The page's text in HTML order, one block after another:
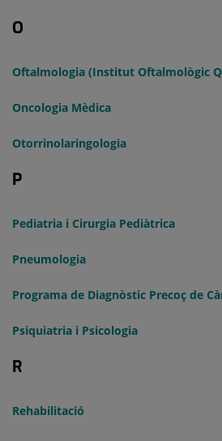
O
Oftalmologia (Institut Oftalmològic
Oncologia Mèdica
Otorrinolaringologia
P
Pediatria i Cirurgia Pediàtrica
Pneumologia
Programa de Diagnòstic Precoç de
Psiquiatria i Psicologia
R
Rehabilitació